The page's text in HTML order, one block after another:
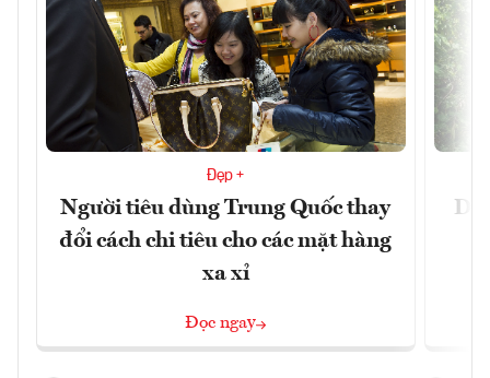
Đẹp +
Người tiêu dùng Trung Quốc thay
đổi cách chi tiêu cho các mặt hàng
xa xỉ
Đọc ngay
Du